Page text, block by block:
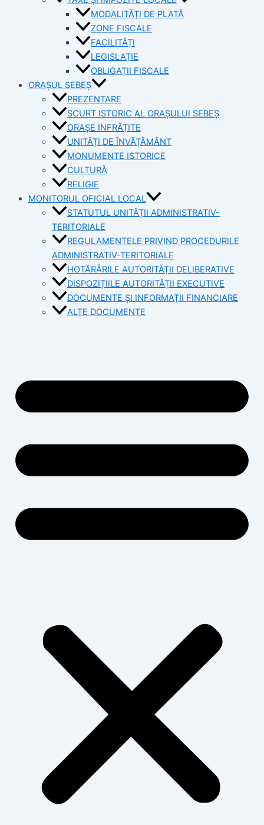
MODALITĂȚI DE PLATĂ
ZONE FISCALE
FACILITĂȚI
LEGISLAȚIE
OBLIGAȚII FISCALE
ORAȘUL SEBEȘ
PREZENTARE
SCURT ISTORIC AL ORAȘULUI SEBEȘ
ORAȘE INFRĂȚITE
UNITĂȚI DE ÎNVĂȚĂMÂNT
MONUMENTE ISTORICE
CULTURĂ
RELIGIE
MONITORUL OFICIAL LOCAL
STATUTUL UNITĂȚII ADMINISTRATIV-
TERITORIALE
REGULAMENTELE PRIVIND PROCEDURILE
ADMINISTRATIV-TERITORIALE
HOTĂRÂRILE AUTORITĂȚII DELIBERATIVE
DISPOZIȚIILE AUTORITĂȚII EXECUTIVE
DOCUMENTE ȘI INFORMAȚII FINANCIARE
ALTE DOCUMENTE